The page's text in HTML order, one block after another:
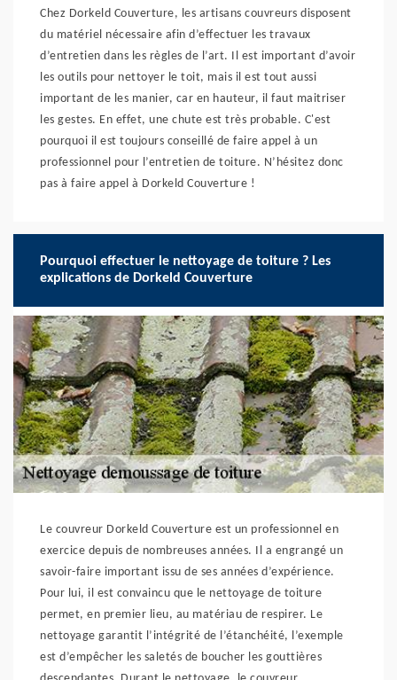
Chez Dorkeld Couverture, les artisans couvreurs disposent
du matériel nécessaire afin d’effectuer les travaux
d’entretien dans les règles de l’art. Il est important d’avoir
les outils pour nettoyer le toit, mais il est tout aussi
important de les manier, car en hauteur, il faut maitriser
les gestes. En effet, une chute est très probable. C'est
pourquoi il est toujours conseillé de faire appel à un
professionnel pour l’entretien de toiture. N’hésitez donc
pas à faire appel à Dorkeld Couverture !
Pourquoi effectuer le nettoyage de toiture ? Les
explications de Dorkeld Couverture
Le couvreur Dorkeld Couverture est un professionnel en
exercice depuis de nombreuses années. Il a engrangé un
savoir-faire important issu de ses années d’expérience.
Pour lui, il est convaincu que le nettoyage de toiture
permet, en premier lieu, au matériau de respirer. Le
nettoyage garantit l’intégrité de l’étanchéité, l’exemple
est d’empêcher les saletés de boucher les gouttières